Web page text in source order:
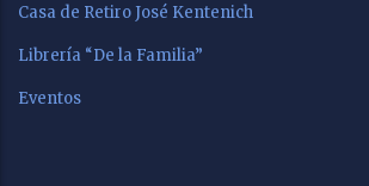
Casa de Retiro José Kentenich
Librería “De la Familia”
Eventos